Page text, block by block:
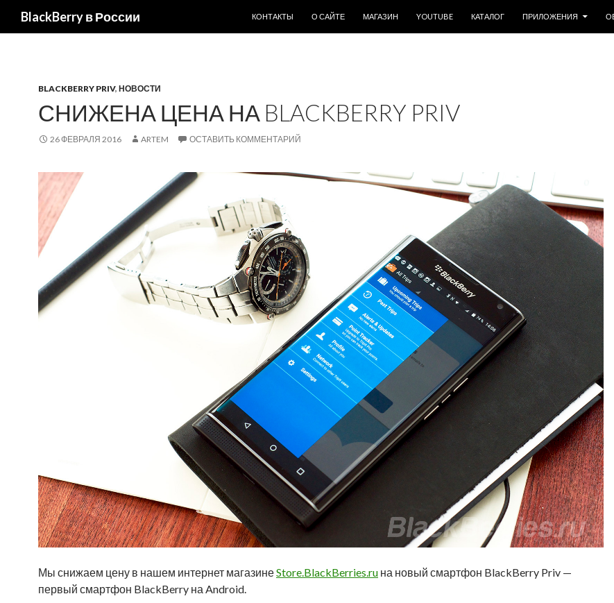
BlackBerry в России
КОНТАКТЫ
О САЙТЕ МАГАЗИН YOUTUBE КАТАЛОГ ПРИЛОЖЕНИЯ
BLACKBERRY PRIV, НОВОСТИ
СНИЖЕНА ЦЕНА НА BLACKBERRY PRIV
26 ФЕВРАЛЯ 2016 ARTEM ОСТАВИТЬ КОММЕНТАРИЙ
Мы снижаем цену в нашем интернет магазинеStore.BlackBerries.ru на новый смартфон BlackBerry Priv —
первый смартфон BlackBerry на Android.